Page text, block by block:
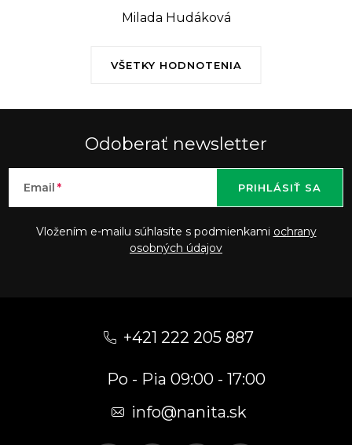
VŠETKY HODNOTENIA
Milada Hudáková
Odoberať newsletter
Email
Vložením e-mailu súhlasíte s podmienkami ochrany
osobných údajov
PRIHLÁSIŤ SA
+421 222 205 887
Po - Pia 09:00 - 17:00
info@nanita.sk